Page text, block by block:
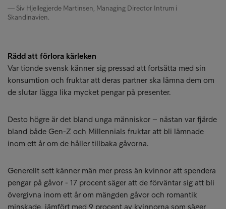
Siv Hjellegjerde Martinsen, Managing Director Intrum i
Skandinavien.
Rädd att förlora kärleken
Var tionde svensk känner sig pressad att fortsätta med sin
konsumtion och fruktar att deras partner ska lämna dem om
de slutar lägga lika mycket pengar på presenter.
Desto högre är det bland unga människor – nästan var fjärde
bland både Gen-Z och Millennials fruktar att bli lämnade
inom ett år om de håller tillbaka gåvorna.
Generellt sett känner män mer press än kvinnor att spendera
pengar på gåvor - 17 procent säger att de förväntar sig att bli
övergivna inom ett år om mängden gåvor och romantik
minskade, jämfört med 9 procent av kvinnorna som säger